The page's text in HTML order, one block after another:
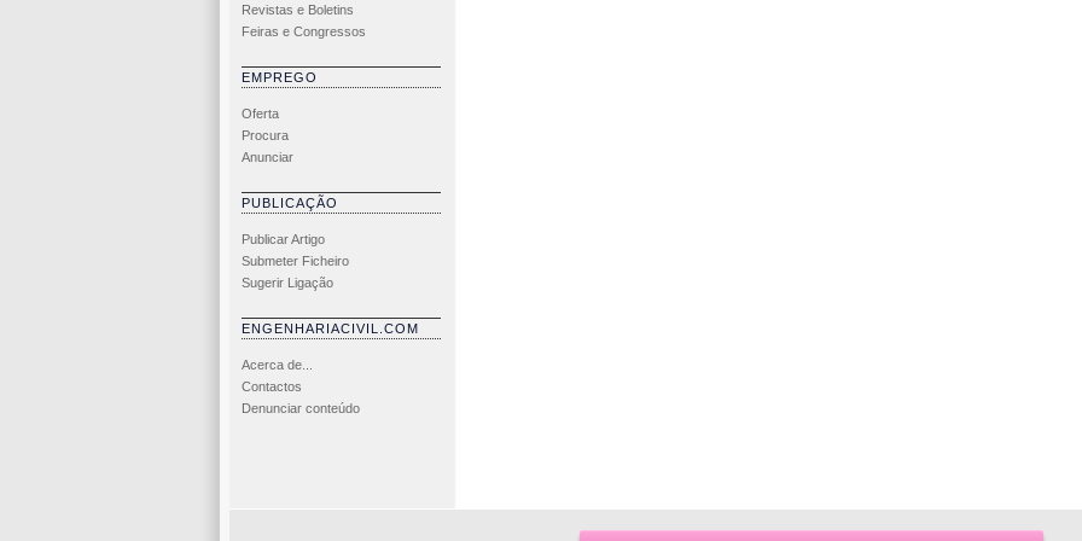
Revistas e Boletins
Feiras e Congressos
EMPREGO
Oferta
Procura
Anunciar
PUBLICAÇÃO
Publicar Artigo
Submeter Ficheiro
Sugerir Ligação
ENGENHARIACIVIL.COM
Acerca de...
Contactos
Denunciar conteúdo